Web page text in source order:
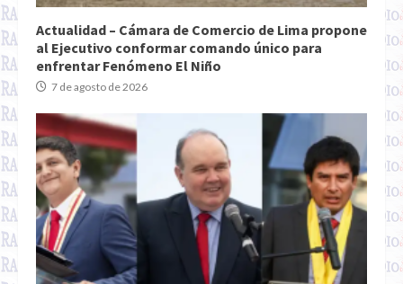
Actualidad – Cámara de Comercio de Lima propone
al Ejecutivo conformar comando único para
enfrentar Fenómeno El Niño
7 de agosto de 2026